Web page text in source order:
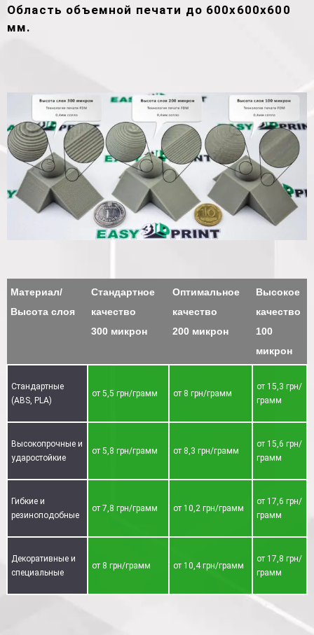
Область объемной печати до 600х600х600
мм.
Материал/
Высота слоя
Стандартное
качество
300 микрон
Оптимальное
качество
200 микрон
Высокое
качество
100
микрон
Стандартные
(ABS, PLA)
от 5,5 грн/грамм от 8 грн/грамм
от 15,3 грн/
грамм
Высокопрочные и
ударостойкие
от 5,8 грн/грамм от 8,3 грн/грамм
от 15,6 грн/
грамм
Гибкие и
резиноподобные
от 7,8 грн/грамм от 10,2 грн/грамм
от 17,6 грн/
грамм
Декоративные и
специальные
от 8 грн/грамм от 10,4 грн/грамм
от 17,8 грн/
грамм